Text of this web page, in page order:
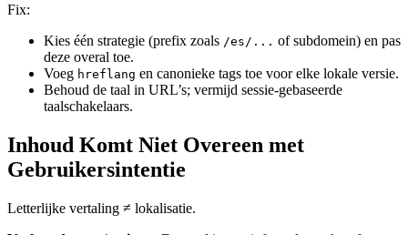
Fix:
Kies één strategie (prefix zoals /es/... of subdomein) en pas
deze overal toe.
Voeg hreflang en canonieke tags toe voor elke lokale versie.
Behoud de taal in URL’s; vermijd sessie-gebaseerde
taalschakelaars.
Inhoud Komt Niet Overeen met
Gebruikersintentie
Letterlijke vertaling ≠ lokalisatie.